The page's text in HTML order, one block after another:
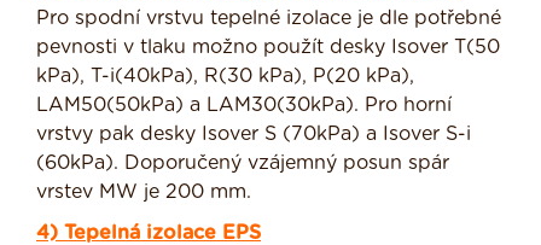
Pro spodní vrstvu tepelné izolace je dle potřebné
pevnosti v tlaku možno použít desky Isover T(50
kPa), T-i(40kPa), R(30 kPa), P(20 kPa),
LAM50(50kPa) a LAM30(30kPa). Pro horní
vrstvy pak desky Isover S (70kPa) a Isover S-i
(60kPa). Doporučený vzájemný posun spár
vrstev MW je 200 mm.
4) Tepelná izolace EPS